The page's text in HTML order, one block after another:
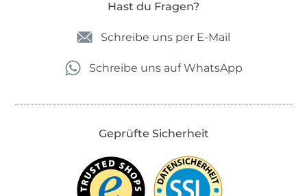
Hast du Fragen?
Schreibe uns per E-Mail
Schreibe uns auf WhatsApp
Geprüfte Sicherheit